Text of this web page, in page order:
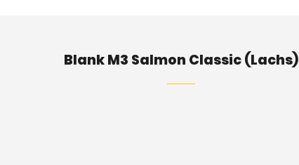
Blank M3 Salmon Classic (Lachs)